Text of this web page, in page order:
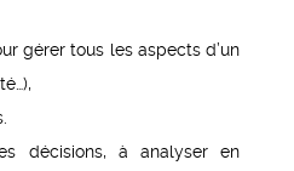
gérer tous les aspects d’un
décisions, à analyser en